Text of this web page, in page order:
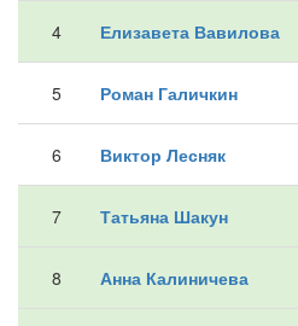
4 Елизавета Вавилова
5 Роман Галичкин
6 Виктор Лесняк
7 Татьяна Шакун
8 Анна Калиничева